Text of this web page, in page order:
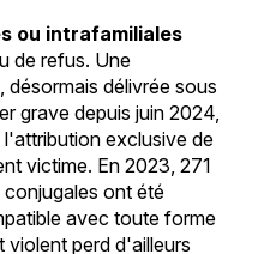
ou intrafamiliales
de refus. Une
délivrée sous
grave depuis juin 2024,
exclusive de
victime. En 2023, 271
ont été
avec toute forme
violent perd d'ailleurs